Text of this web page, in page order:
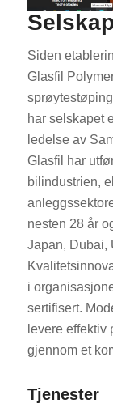
Siden
Glasfil
har selskapet
ledelse av
Glasfil har
bilindustrien,
nesten 28 år
Japan, Dubai,
i
sertifisert.
levere effektiv
gjennom et
Tjenester